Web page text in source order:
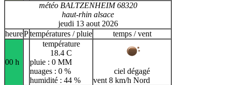
météo BALTZENHEIM 68320
haut-rhin alsace
jeudi 13 aout 2026
heurePtempératures / pluie temps / vent
00 h
température
18.4 C
pluie : 0 MM
nuages : 0 %
humidité : 44 %
ciel dégagé
vent 8 km/h Nord